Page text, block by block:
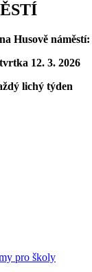
Husově náměstí:
12. 3. 2026
lichý týden
pro školy